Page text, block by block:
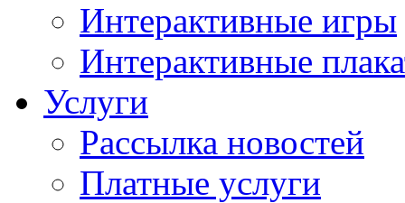
Интерактивные игры
Интерактивные
Услуги
Рассылка новостей
Платные услуги